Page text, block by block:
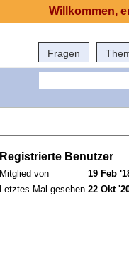
Fragen
Registrierte Benutzer
Mitglied von
19 Feb
Letztes Mal gesehen 22 Okt
Willkommen,